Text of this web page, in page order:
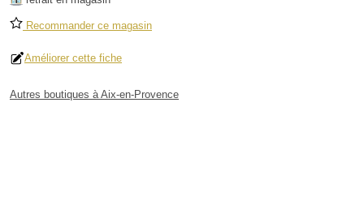
Recommander ce magasin
Améliorer cette fiche
Autres boutiques à Aix-en-Provence